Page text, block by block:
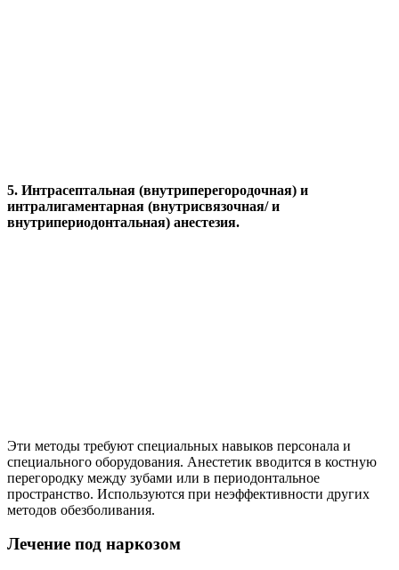
5. Интрасептальная (внутриперегородочная) и
интралигаментарная (внутрисвязочная/ и
внутрипериодонтальная) анестезия.
Эти методы требуют специальных навыков персонала и
специального оборудования. Анестетик вводится в костную
перегородку между зубами или в периодонтальное
пространство. Используются при неэффективности других
методов обезболивания.
Лечение под наркозом